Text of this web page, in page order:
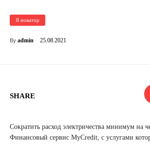
Я новатор
By admin 25.08.2021
SHARE
Сократить расход электричества минимум на
Финансовый сервис MyCredit, с услугами